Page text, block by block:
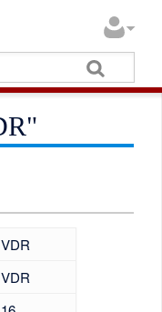
VDR
VDR